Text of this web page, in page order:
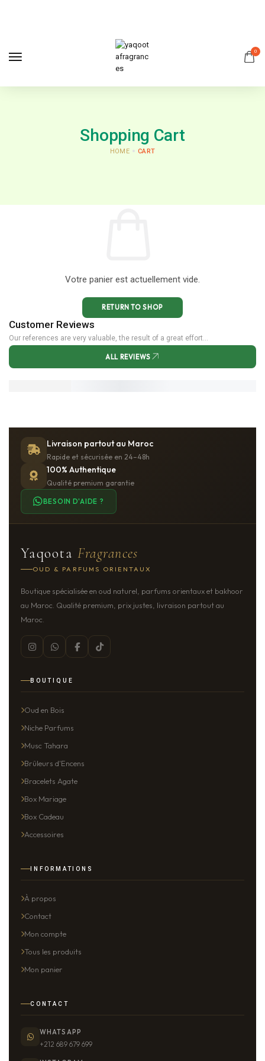
0
Shopping Cart
HOME CART
Votre panier est actuellement vide.
RETURN TO SHOP
Customer Reviews
Our references are very valuable, the result of a great effort...
Livraison partout au Maroc
Rapide et sécurisée en 24–48h
100% Authentique
Qualité premium garantie
BESOIN D'AIDE ?
Yaqoota Fragrances
OUD & PARFUMS ORIENTAUX
Boutique spécialisée en oud naturel, parfums orientaux et bakhoor
au Maroc. Qualité premium, prix justes, livraison partout au
Maroc.
BOUTIQUE
Oud en Bois
Niche Parfums
Musc Tahara
Brûleurs d'Encens
Bracelets Agate
Box Mariage
Box Cadeau
Accessoires
INFORMATIONS
À propos
Contact
Mon compte
Tous les produits
Mon panier
CONTACT
WHATSAPP
+212 689 679 699